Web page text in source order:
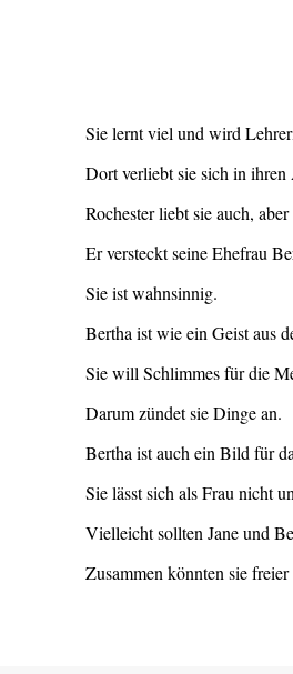
Sie lernt viel und wird
Dort verliebt sie sich in ihren
Rochester liebt sie auch,
Er versteckt seine Ehefrau
Sie ist wahnsinnig.
Bertha ist wie ein Geist aus
Sie will Schlimmes für die
Darum zündet sie Dinge an.
Bertha ist auch ein Bild für
Sie lässt sich als Frau nicht
Vielleicht sollten Jane und
Zusammen könnten sie freier